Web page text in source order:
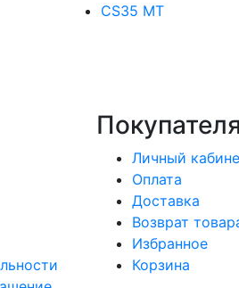
CS35 MT
Личный
Оплата
Доставка
Возврат
Избранное
Корзина